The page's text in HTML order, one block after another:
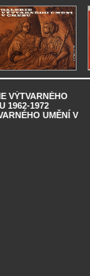
VÝTVARNÉHO
1962-1972
UMĚNÍ V